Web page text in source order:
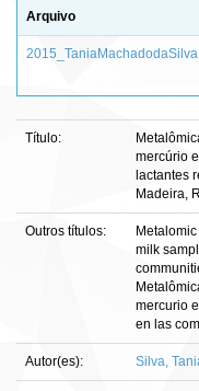
Arquivo
Título:
mercúrio
lactantes
Madeira,
Outros títulos:
milk
mercurio
en las
Autor(es): Silva,